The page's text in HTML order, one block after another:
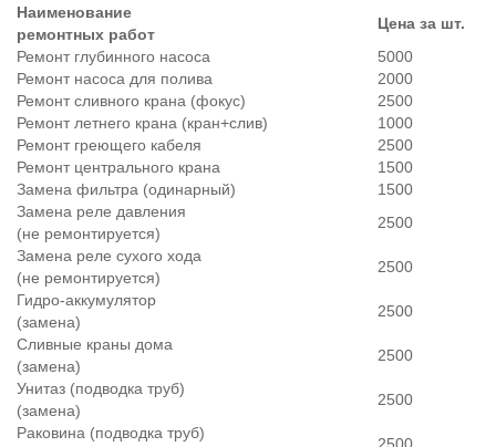
Наименование
ремонтных работ
Цена за шт.
Ремонт глубинного насоса
5000
Ремонт насоса для полива
2000
Ремонт сливного крана (фокус)
2500
Ремонт летнего крана (кран+слив)
1000
Ремонт греющего кабеля
2500
Ремонт центрального крана
1500
Замена фильтра (одинарный)
1500
Замена реле давления
(не ремонтируется)
2500
Замена реле сухого хода
(не ремонтируется)
2500
Гидро-аккумулятор
(замена)
2500
Сливные краны дома
(замена)
2500
Унитаз (подводка труб)
(замена)
2500
Раковина (подводка труб)